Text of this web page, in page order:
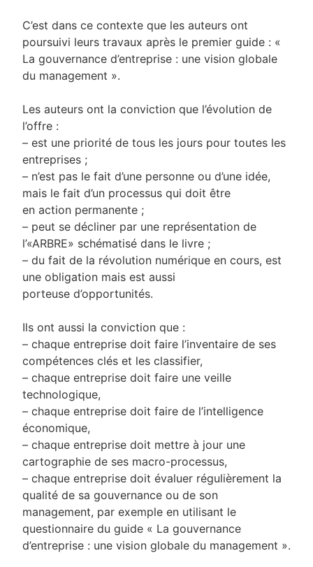
C’est dans ce contexte que les auteurs ont
poursuivi leurs travaux après le premier guide : «
La gouvernance d’entreprise : une vision globale
du management ».
Les auteurs ont la conviction que l’évolution de
l’offre :
– est une priorité de tous les jours pour toutes les
entreprises ;
– n’est pas le fait d’une personne ou d’une idée,
mais le fait d’un processus qui doit être
en action permanente ;
– peut se décliner par une représentation de
l’«ARBRE» schématisé dans le livre ;
– du fait de la révolution numérique en cours, est
une obligation mais est aussi
porteuse d’opportunités.
Ils ont aussi la conviction que :
– chaque entreprise doit faire l’inventaire de ses
compétences clés et les classifier,
– chaque entreprise doit faire une veille
technologique,
– chaque entreprise doit faire de l’intelligence
économique,
– chaque entreprise doit mettre à jour une
cartographie de ses macro-processus,
– chaque entreprise doit évaluer régulièrement la
qualité de sa gouvernance ou de son
management, par exemple en utilisant le
questionnaire du guide « La gouvernance
d’entreprise : une vision globale du management ».